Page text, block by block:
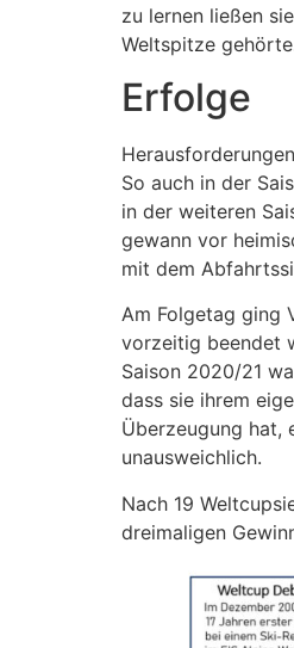
zu lernen ließen
Weltspitze
Erfolge
So auch in der
in der weiteren
gewann vor
mit dem
Am Folgetag ging
vorzeitig beendet
Saison 2020/21
dass sie ihrem
Überzeugung hat,
unausweichlich.
Nach 19
dreimaligen